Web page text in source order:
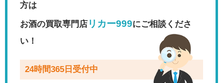
方は
お酒の買取専門店 リカー999にご相談くださ
い！
24時間365日受付中